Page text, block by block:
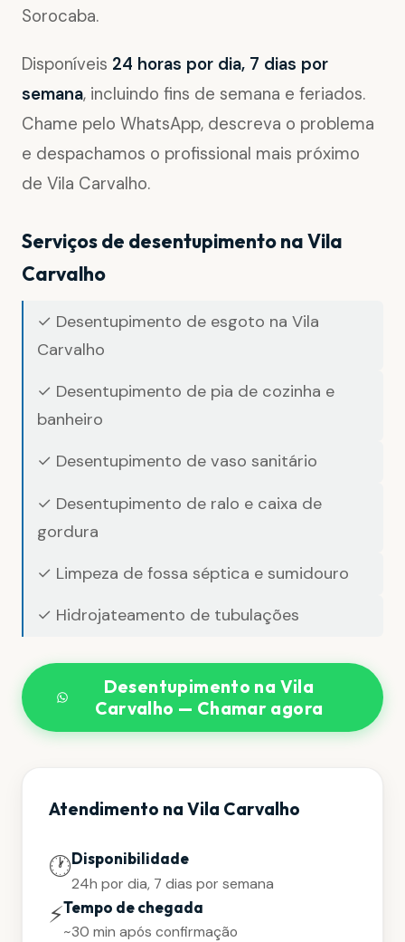
Sorocaba.
Disponíveis 24 horas por dia, 7 dias por
semana, incluindo fins de semana e feriados.
Chame pelo WhatsApp, descreva o problema
e despachamos o profissional mais próximo
de Vila Carvalho.
Serviços de desentupimento na Vila
Carvalho
✓ Desentupimento de esgoto na Vila
Carvalho
✓ Desentupimento de pia de cozinha e
banheiro
✓ Desentupimento de vaso sanitário
✓ Desentupimento de ralo e caixa de
gordura
✓ Limpeza de fossa séptica e sumidouro
✓ Hidrojateamento de tubulações
Desentupimento na Vila
Carvalho — Chamar agora
Atendimento na Vila Carvalho
🕐Disponibilidade
24h por dia, 7 dias por semana
⚡Tempo de chegada
~30 min após confirmação